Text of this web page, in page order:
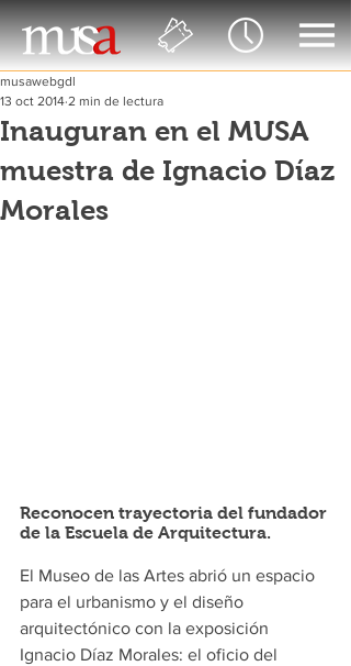
Inauguran en el MUSA
muestra de Ignacio Díaz
Morales
musawebgdl
13 oct 2014 2 min de lectura
Reconocen trayectoria del fundador
de la Escuela de Arquitectura.
El Museo de las Artes abrió un espacio
para el urbanismo y el diseño
arquitectónico con la exposición
Ignacio Díaz Morales: el oficio del